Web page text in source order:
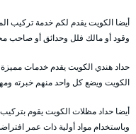
أيضا الكويت يقدم لكم خدمة تركيب
وقود أو مالك فلل وحدائق أو صاحب
حداد هندي الكويت يقدم خدمات مميزة
الكويت ويضع كل واحد منهم خبرته
أيضا حداد مظلات الكويت يقوم
وباستخدام مواد أولية ذات عمر